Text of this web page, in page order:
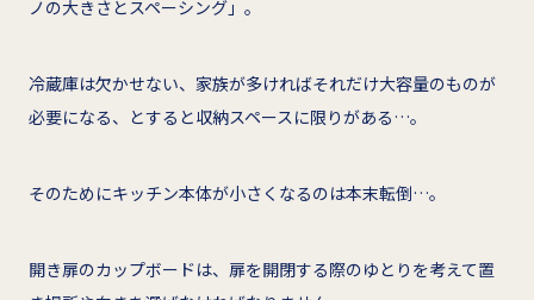
ノの大きさとスペーシング」。
冷蔵庫は欠かせない、家族が多ければそれだけ大容量のものが
必要になる、とすると収納スペースに限りがある…。
そのためにキッチン本体が小さくなるのは本末転倒…。
開き扉のカップボードは、扉を開閉する際のゆとりを考えて置